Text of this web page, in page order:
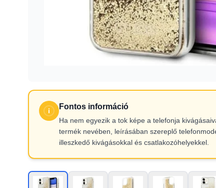
Fontos információ
Ha nem egyezik a tok képe a telefonja
termék nevében, leírásában szereplő
illeszkedő kivágásokkal és csatlakozóhelyekkel.